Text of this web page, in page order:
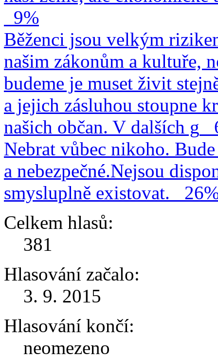
9%
Běženci jsou velkým
našim zákonům a kultuře,
budeme je muset živit
a jejich zásluhou stoupne
našich občan. V dalších g
Nebrat vůbec nikoho.
a nebezpečné.Nejsou
smysluplně existovat.
Celkem hlasů:
381
Hlasování začalo:
3. 9. 2015
Hlasování končí:
neomezeno